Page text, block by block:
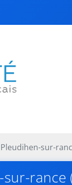
Pleudihen-sur-
rance